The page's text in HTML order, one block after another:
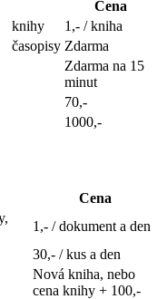
Cena
knihy
1,- / kniha
časopisy Zdarma
Zdarma na 15
minut
70,-
1000,-
Cena
1,- / dokument a den
30,- / kus a den
Nová kniha, nebo
cena knihy + 100,-